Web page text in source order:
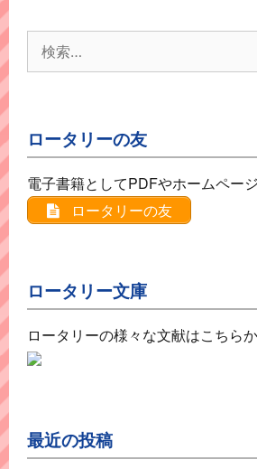
索:
ロータリーの友
電子書籍としてPDFやホームペー
ロータリーの友
ロータリー文庫
ロータリーの様々な文献はこちら
最近の投稿